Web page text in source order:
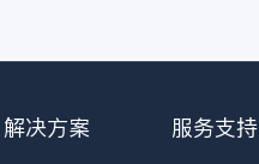
解决方案 服务支持